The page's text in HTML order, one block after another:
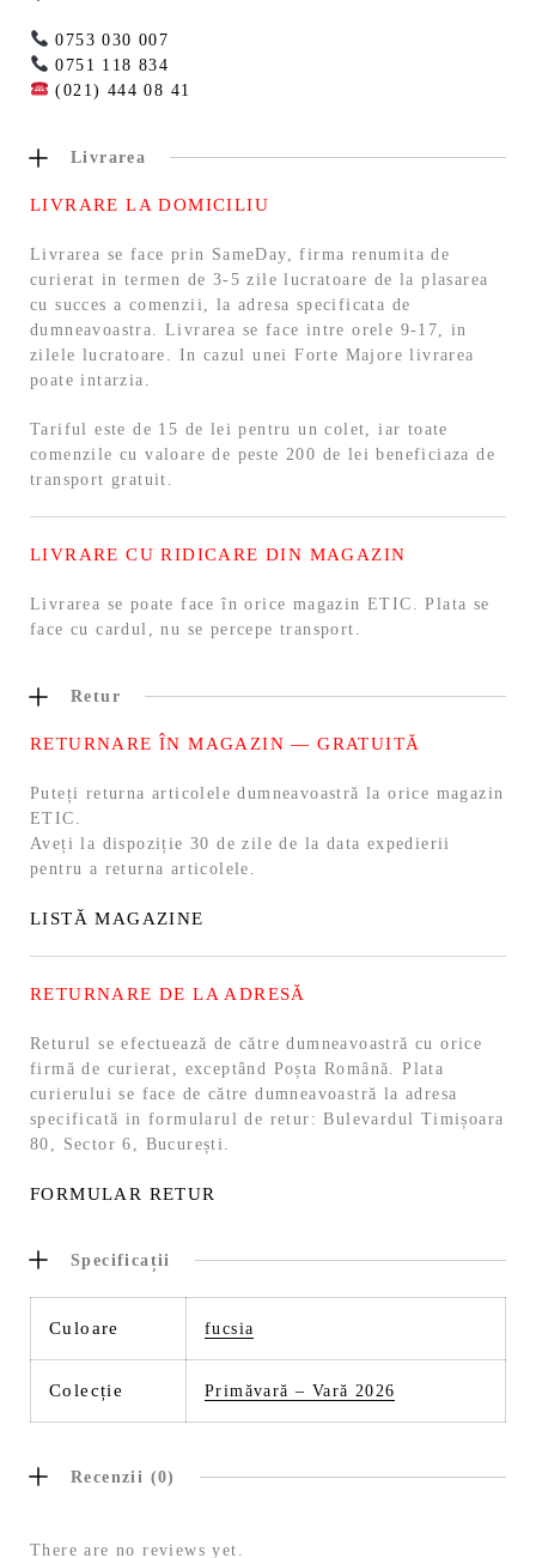
0753 030 007
0751 118 834
(021) 444 08 41
Livrarea
LIVRARE LA DOMICILIU
Livrarea se face prin SameDay, firma renumita de
curierat in termen de 3-5 zile lucratoare de la plasarea
cu succes a comenzii, la adresa specificata de
dumneavoastra. Livrarea se face intre orele 9-17, in
zilele lucratoare. In cazul unei Forte Majore livrarea
poate intarzia.
Tariful este de 15 de lei pentru un colet, iar toate
comenzile cu valoare de peste 200 de lei beneficiaza de
transport gratuit.
LIVRARE CU RIDICARE DIN MAGAZIN
Livrarea se poate face în orice magazin ETIC. Plata se
face cu cardul, nu se percepe transport.
Retur
RETURNARE ÎN MAGAZIN — GRATUITĂ
Puteți returna articolele dumneavoastră la orice magazin
ETIC.
Aveți la dispoziție 30 de zile de la data expedierii
pentru a returna articolele.
LISTĂ MAGAZINE
RETURNARE DE LA ADRESĂ
Returul se efectuează de către dumneavoastră cu orice
firmă de curierat, exceptând Poșta Română. Plata
curierului se face de către dumneavoastră la adresa
specificată in formularul de retur: Bulevardul Timișoara
80, Sector 6, București.
FORMULAR RETUR
Specificații
Culoare fucsia
Colecție Primăvară – Vară 2026
Recenzii (0)
There are no reviews yet.